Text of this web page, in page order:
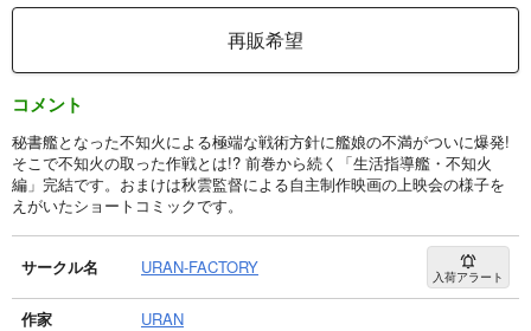
再販希望
コメント
秘書艦となった不知火による極端な戦術方針に艦娘の不満がついに爆発!
そこで不知火の取った作戦とは!? 前巻から続く「生活指導艦・不知火
編」完結です。おまけは秋雲監督による自主制作映画の上映会の様子を
えがいたショートコミックです。
サークル名 URAN-FACTORY 入荷アラート
作家
URAN